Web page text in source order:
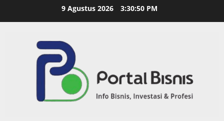
9 Agustus 2026 3:30:51 PM